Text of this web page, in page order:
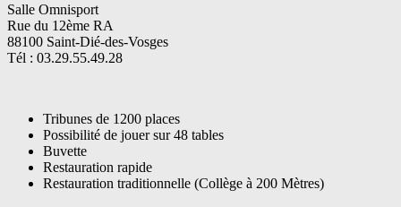
Salle Omnisport
Rue du 12ème RA
88100 Saint-Dié-des-Vosges
Tél : 03.29.55.49.28
Tribunes de 1200 places
Possibilité de jouer sur 48 tables
Buvette
Restauration rapide
Restauration traditionnelle (Collège à 200 Mètres)